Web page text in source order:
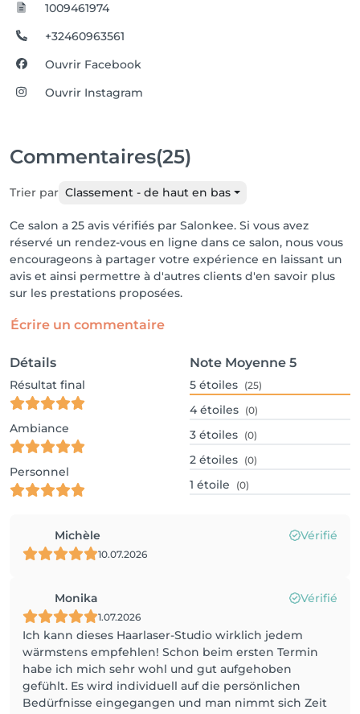
1009461974
+32460963561
Ouvrir Facebook
Ouvrir Instagram
Commentaires(25)
Trier par Classement - de haut en bas
Ce salon a 25 avis vérifiés par Salonkee. Si vous avez
réservé un rendez-vous en ligne dans ce salon, nous vous
encourageons à partager votre expérience en laissant un
avis et ainsi permettre à d'autres clients d'en savoir plus
sur les prestations proposées.
Écrire un commentaire
Détails
Résultat final
Ambiance
Personnel
Note Moyenne 5
5 étoiles (25)
4 étoiles (0)
3 étoiles (0)
2 étoiles (0)
1 étoile (0)
Michèle Vérifié
10.07.2026
Monika Vérifié
1.07.2026
Ich kann dieses Haarlaser-Studio wirklich jedem
wärmstens empfehlen! Schon beim ersten Termin
habe ich mich sehr wohl und gut aufgehoben
gefühlt. Es wird individuell auf die persönlichen
Bedürfnisse eingegangen und man nimmt sich Zeit